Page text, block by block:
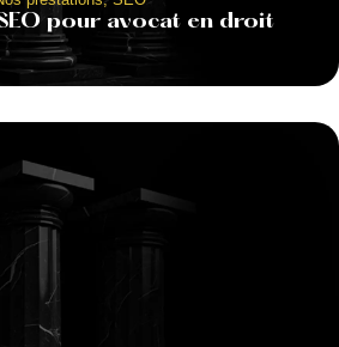
pour avocat en droit